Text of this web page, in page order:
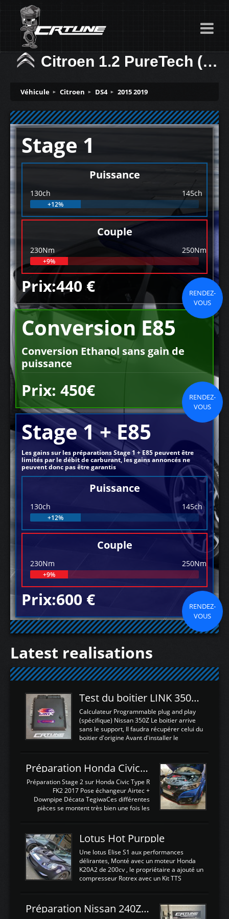
Citroen 1.2 PureTech (GPF) 130ch
Véhicule Citroen DS4 2015 2019
Stage 1
Puissance
130ch 145ch
+12%
Couple
230Nm 250Nm
+9%
Prix:440 €
RENDEZ-
VOUS
Conversion E85
Conversion Ethanol sans gain de
puissance
Prix: 450€
RENDEZ-
VOUS
Stage 1 + E85
Les gains sur les préparations Stage 1 + E85 peuvent être
limités par le débit de carburant, les gains annoncés ne
peuvent donc pas être garantis
Puissance
130ch 145ch
+12%
Couple
230Nm 250Nm
+9%
Prix:600 €
RENDEZ-
VOUS
Latest realisations
Test du boitier LINK 350Z Plugin ECU
Calculateur Programmable plug and play
(spécifique) Nissan 350Z Le boitier arrive
sans le support, Il faudra récupérer celui du
boitier d'origine Avant d'installer le
d'envoyer l'information de la large bande
dans le boitier. sydney sweeney deepfake
La sortie 0-5V de l'afr sera connectée sur
l'entrée AN Volt 8 et GndAN pour
Analogique, et Volt car l'information est une
tension (Pas une résistance variable d'un
est temps de brancher le ...
Préparation Honda Civic Type R FK2
Préparation Stage 2 sur Honda Civic Type R
FK2 2017 Pose échangeur Airtec +
Downpipe Décata TegiwaCes différentes
pièces se montent très bien une fois les
légere découpe du plastique inferieur,
negénant en rien la structure ou le
fonctionnement du fond plat. Une
reprogrammation Stage 2 est faite sur le
calculateur d'origine. Une alternative
économique au passage sur Hondata
d'origine 310cv et 400Nn , Une fois
reprogrammé et les ...
Lotus Hot Purpple
Une lotus Elise S1 aux performances
délirantes, Monté avec un moteur Honda
K20A2 de 200cv , le propriétaire a ajouté un
compresseur Rotrex avec un Kit TTS
d'augmenter la puissance de son moteur:
un watercooler a été ajouté. 300Cv sans
Préparation Nissan 240Z SR20DET